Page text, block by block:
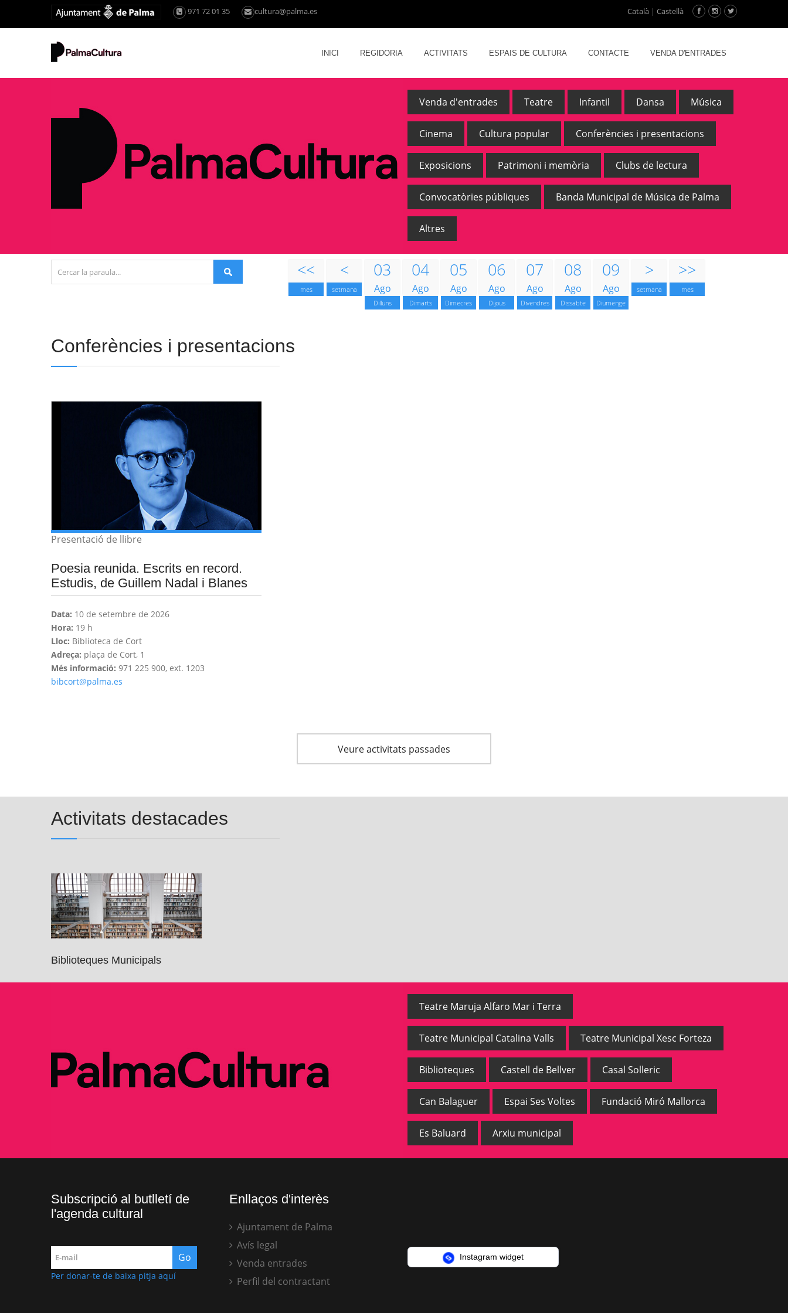
971 72 01 35 cultura@palma.es Català | Castellà
INICI REGIDORIA ACTIVITATS ESPAIS DE CULTURA CONTACTE VENDA D'ENTRADES
Venda d'entrades Teatre Infantil Dansa Música
Cinema Cultura popular Conferències i presentacions
Exposicions Patrimoni i memòria Clubs de lectura
Convocatòries públiques Banda Municipal de Música de Palma
Altres
<<
mes
<
setmana
03
Ago
Dilluns
04
Ago
Dimarts
05
Ago
Dimecres
06
Ago
Dijous
07
Ago
Divendres
08
Ago
Dissabte
09
Ago
Diumenge
>
setmana
>>
mes
Conferències i presentacions
Presentació de llibre
Poesia reunida. Escrits en record.
Estudis, de Guillem Nadal i Blanes
Data: 10 de setembre de 2026
Hora: 19 h
Lloc: Biblioteca de Cort
Adreça: plaça de Cort, 1
Més informació: 971 225 900, ext. 1203
bibcort@palma.es
Veure activitats passades
Activitats destacades
Biblioteques Municipals
Teatre Maruja Alfaro Mar i Terra
Teatre Municipal Catalina Valls Teatre Municipal Xesc Forteza
Biblioteques Castell de Bellver Casal Solleric
Can Balaguer Espai Ses Voltes Fundació Miró Mallorca
Es Baluard Arxiu municipal
Subscripció al butlletí de
l'agenda cultural
Per donar-te de baixa pitja aquí
Enllaços d'interès
Ajuntament de Palma
Avís legal
Venda entrades
Perfil del contractant
Instagram widget